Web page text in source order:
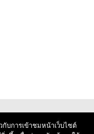
บการเข้าชมหน้าเว็บไซต์